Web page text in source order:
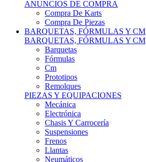
Compra De Piezas
BARQUETAS, FÓRMULAS Y CM
BARQUETAS, FÓRMULAS Y CM
Barquetas
Fórmulas
Cm
Prototipos
Remolques
PIEZAS Y EQUIPACIONES
Mecánica
Electrónica
Chasis Y Carrocería
Suspensiones
Frenos
Llantas
Neumáticos
Resto De Piezas